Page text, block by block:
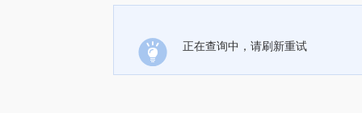
正在查询中，请刷新重试